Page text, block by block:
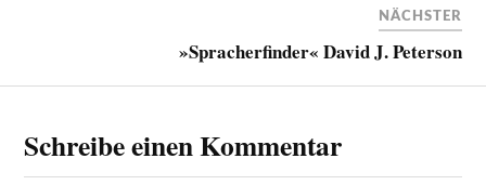
NÄCHSTER
»Spracherfinder« David J. Peterson
Schreibe einen Kommentar